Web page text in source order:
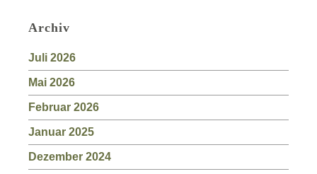
Archiv
Juli 2026
Mai 2026
Februar 2026
Januar 2025
Dezember 2024